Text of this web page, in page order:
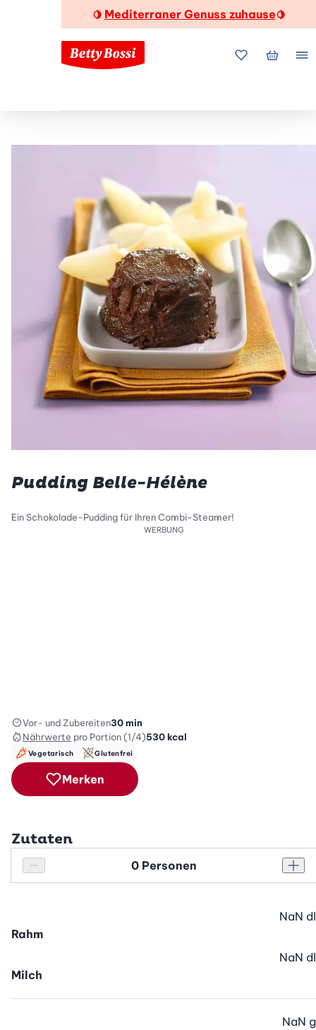
🍋 Mediterraner Genuss zuhause🍋
MeineMein
Pudding Belle-Hélène
Ein Schokolade-Pudding für Ihren Combi-Steamer!
WERBUNG
Vor- und Zubereiten30 min
Nährwerte pro Portion (1/4)530kcal
Vegetarisch Glutenfrei
Merken
Zutaten
Personenanzahl verringern
Personenanzahl
Rahm
NaN dl
Milch
NaN dl
NaN g